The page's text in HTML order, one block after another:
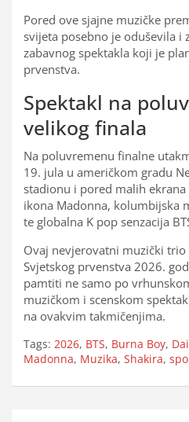
Pored ove sjajne muzičke
svijeta posebno je oduševila i
zabavnog spektakla koji je
prvenstva.
Spektakl na
velikog finala
Na poluvremenu finalne
19. jula u američkom gradu
stadionu i pored malih
ikona Madonna, kolumbijska
te globalna K pop senzacija
Ovaj nevjerovatni muzički
Svjetskog prvenstva 2026.
pamtiti ne samo po
muzičkom i scenskom
na ovakvim takmičenjima.
Tags: 2026, BTS, Burna Boy,
Madonna, Muzika, Shakira,